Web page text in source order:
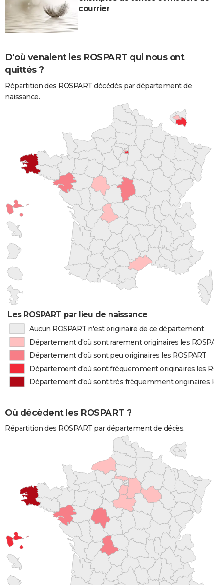
courrier
D'où venaient les ROSPART qui nous ont
quittés ?
Répartition des ROSPART décédés par département de
naissance.
Les ROSPART par lieu de naissance
Aucun ROSPART n'est originaire de ce département
Département d'où sont rarement originaires les
Département d'où sont peu originaires les ROSPART
Département d'où sont fréquemment originaires les
Département d'où sont très fréquemment originaires
Où décèdent les ROSPART ?
Répartition des ROSPART par département de décès.